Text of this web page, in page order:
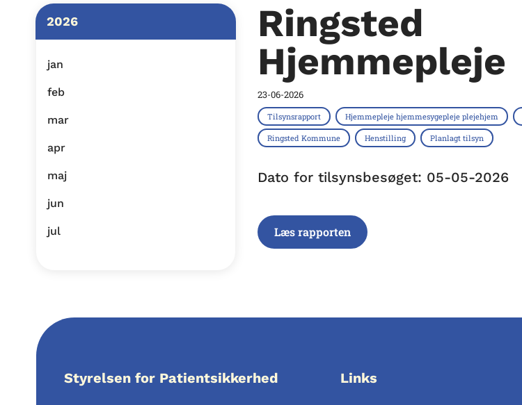
2026
jan
feb
mar
apr
maj
jun
jul
Ringsted
Hjemmepleje
23-06-2026
Tilsynsrapport Hjemmepleje hjemmesygepleje plejehjem
Ringsted Kommune Henstilling Planlagt tilsyn
Dato for tilsynsbesøget: 05-05-2026
Læs rapporten
Styrelsen for Patientsikkerhed Links